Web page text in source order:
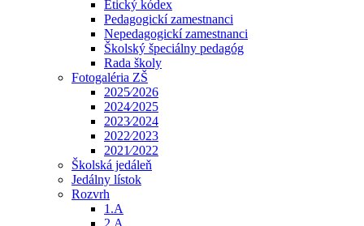
Etický kódex
Pedagogickí zamestnanci
Nepedagogickí zamestnanci
Školský špeciálny pedagóg
Rada školy
Fotogaléria ZŠ
2025⁄2026
2024⁄2025
2023⁄2024
2022⁄2023
2021⁄2022
Školská jedáleň
Jedálny lístok
Rozvrh
1.A
2.A